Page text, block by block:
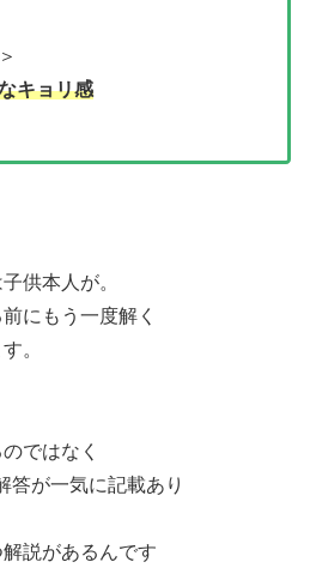
キョリ感
供本人が。
にもう一度解く
。
ではなく
答が一気に記載あり
説があるんです